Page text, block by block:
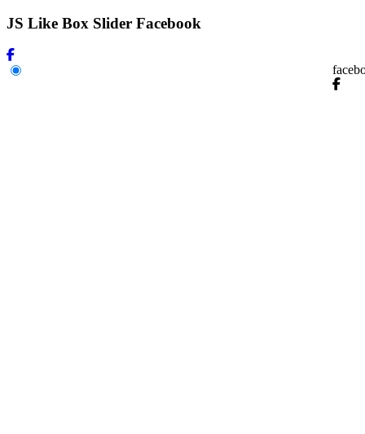
JS Like Box Slider Facebook